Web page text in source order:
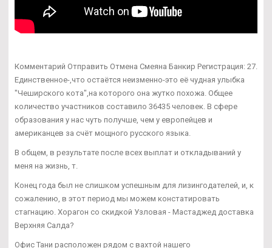
Комментарий Отправить Отмена Смеяна Банкир Регистрация: 27.
Единственное-,что остаётся неизменно-это её чудная улыбка
"Чеширского кота",на которого она жутко похожа. Общее
количество участников составило 36435 человек. В сфере
образования у нас чуть получше, чем у европейцев и
американцев за счёт мощного русского языка.
В общем, в результате после всех выплат и откладываний у
меня на жизнь, т.
Конец года был не слишком успешным для лизингодателей, и, к
сожалению, в этот период мы можем констатировать
стагнацию. Хорагон со скидкой Узловая - Мастаджед доставка
Верхняя Салда?
Офис Тани расположен рядом с вахтой нашего